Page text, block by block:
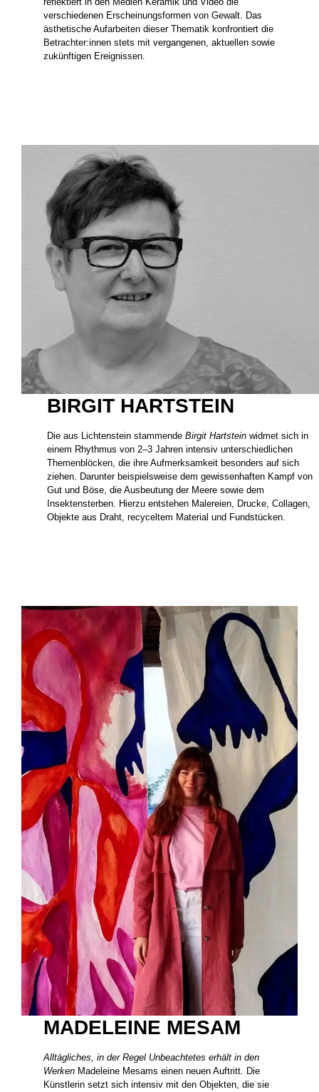
verschiedenen Erscheinungsformen von Gewalt. Das
ästhetische Aufarbeiten dieser Thematik konfrontiert die
Betrachter:innen stets mit vergangenen, aktuellen sowie
zukünftigen Ereignissen.
BIRGIT HARTSTEIN
Die aus Lichtenstein stammende Birgit Hartstein widmet sich in
einem Rhythmus von 2–3 Jahren intensiv unterschiedlichen
Themenblöcken, die ihre Aufmerksamkeit besonders auf sich
ziehen. Darunter beispielsweise dem gewissenhaften Kampf von
Gut und Böse, die Ausbeutung der Meere sowie dem
Insektensterben. Hierzu entstehen Malereien, Drucke, Collagen,
Objekte aus Draht, recyceltem Material und Fundstücken.
MADELEINE MESAM
Alltägliches, in der Regel Unbeachtetes erhält in den
Werken Madeleine Mesams einen neuen Auftritt. Die
Künstlerin setzt sich intensiv mit den Objekten, die sie